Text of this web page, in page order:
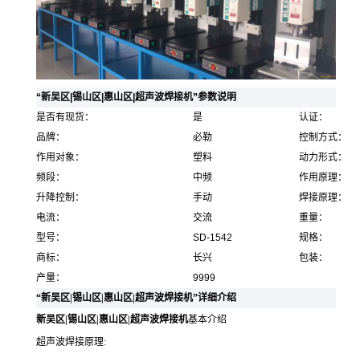
“新吴区|锡山区|惠山区|超声波焊接机”参数说明
是否有现货：
是
认证：
品牌：
必勒
控制方式：
作用对象：
塑料
动力形式：
频段：
中频
作用原理：
升降控制：
手动
焊接原理：
电流：
交流
重量：
型号：
SD-1542
规格：
商标：
长兴
包装：
产量：
9999
“新吴区|锡山区|惠山区|超声波焊接机”详细介绍
新吴区|锡山区|惠山区|超声波焊接机基本介绍
超声波焊接原理: